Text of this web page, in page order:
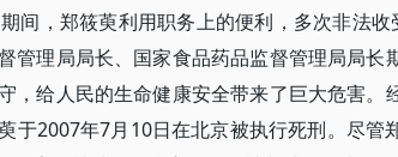
间，郑筱萸利用职务上的便利，多次非法
管理局局长、国家食品药品监督管理局局长
，给人民的生命健康安全带来了巨大危害。
于2007年7月10日在北京被执行死刑。尽管